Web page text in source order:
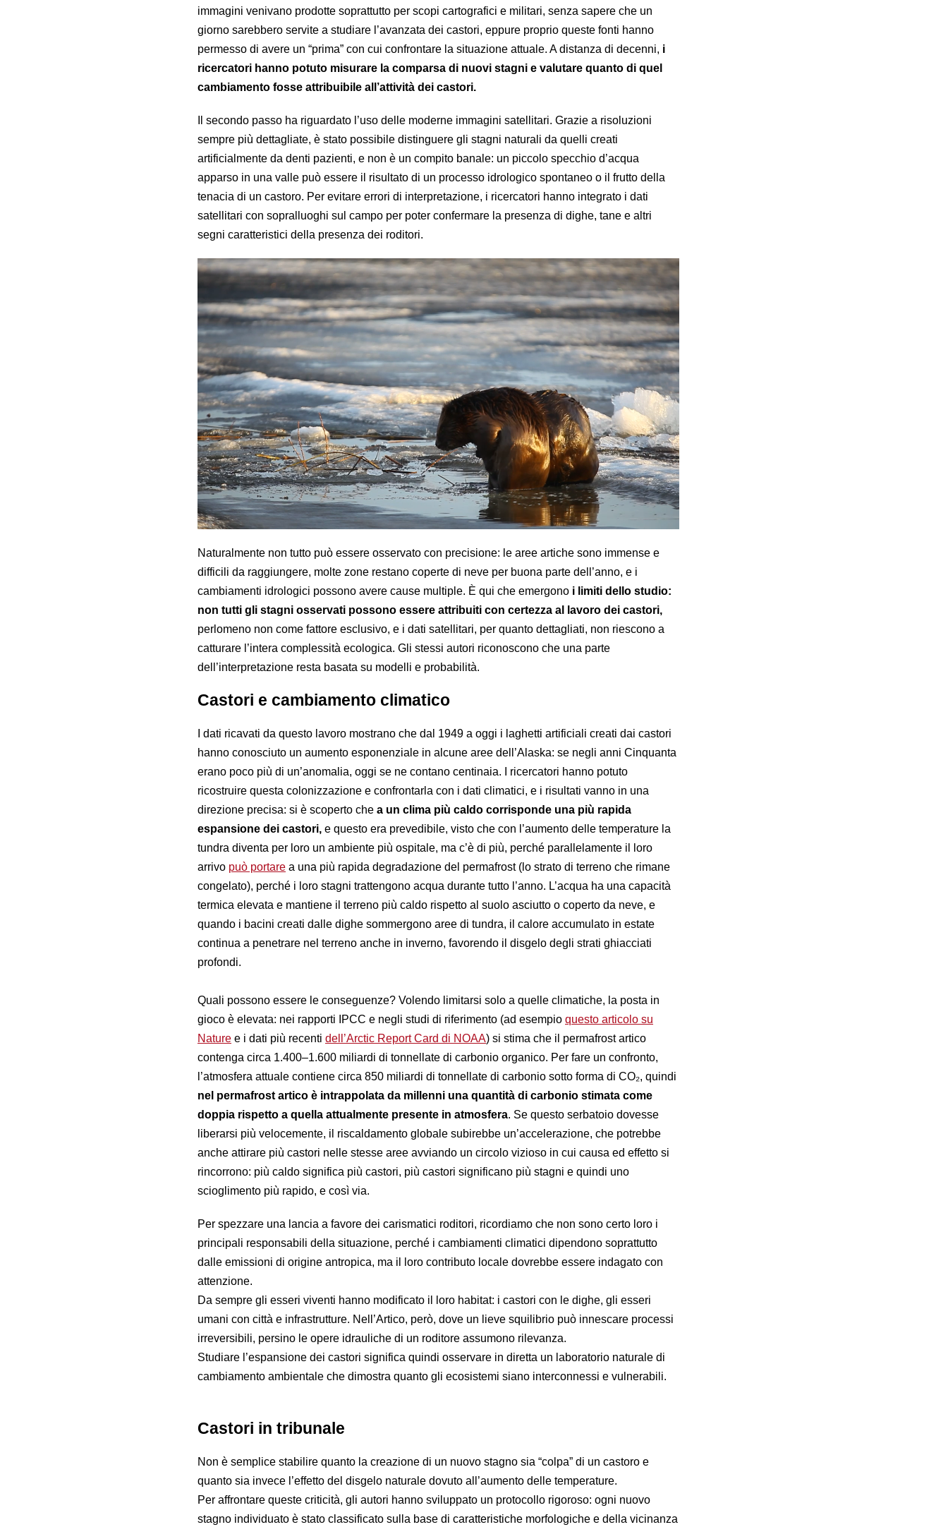
immagini venivano prodotte soprattutto per scopi cartografici e militari, senza sapere che un
giorno sarebbero servite a studiare l’avanzata dei castori, eppure proprio queste fonti hanno
permesso di avere un “prima” con cui confrontare la situazione attuale. A distanza di decenni, i
ricercatori hanno potuto misurare la comparsa di nuovi stagni e valutare quanto di quel
cambiamento fosse attribuibile all’attività dei castori.
Il secondo passo ha riguardato l’uso delle moderne immagini satellitari. Grazie a risoluzioni
sempre più dettagliate, è stato possibile distinguere gli stagni naturali da quelli creati
artificialmente da denti pazienti, e non è un compito banale: un piccolo specchio d’acqua
apparso in una valle può essere il risultato di un processo idrologico spontaneo o il frutto della
tenacia di un castoro. Per evitare errori di interpretazione, i ricercatori hanno integrato i dati
satellitari con sopralluoghi sul campo per poter confermare la presenza di dighe, tane e altri
segni caratteristici della presenza dei roditori.
Naturalmente non tutto può essere osservato con precisione: le aree artiche sono immense e
difficili da raggiungere, molte zone restano coperte di neve per buona parte dell’anno, e i
cambiamenti idrologici possono avere cause multiple. È qui che emergono i limiti dello studio:
non tutti gli stagni osservati possono essere attribuiti con certezza al lavoro dei castori,
perlomeno non come fattore esclusivo, e i dati satellitari, per quanto dettagliati, non riescono a
catturare l’intera complessità ecologica. Gli stessi autori riconoscono che una parte
dell’interpretazione resta basata su modelli e probabilità.
Castori e cambiamento climatico
I dati ricavati da questo lavoro mostrano che dal 1949 a oggi i laghetti artificiali creati dai castori
hanno conosciuto un aumento esponenziale in alcune aree dell’Alaska: se negli anni Cinquanta
erano poco più di un’anomalia, oggi se ne contano centinaia. I ricercatori hanno potuto
ricostruire questa colonizzazione e confrontarla con i dati climatici, e i risultati vanno in una
direzione precisa: si è scoperto che a un clima più caldo corrisponde una più rapida
espansione dei castori, e questo era prevedibile, visto che con l’aumento delle temperature la
tundra diventa per loro un ambiente più ospitale, ma c’è di più, perché parallelamente il loro
arrivo può portare a una più rapida degradazione del permafrost (lo strato di terreno che rimane
congelato), perché i loro stagni trattengono acqua durante tutto l’anno. L’acqua ha una capacità
termica elevata e mantiene il terreno più caldo rispetto al suolo asciutto o coperto da neve, e
quando i bacini creati dalle dighe sommergono aree di tundra, il calore accumulato in estate
continua a penetrare nel terreno anche in inverno, favorendo il disgelo degli strati ghiacciati
profondi.
Quali possono essere le conseguenze? Volendo limitarsi solo a quelle climatiche, la posta in
gioco è elevata: nei rapporti IPCC e negli studi di riferimento (ad esempio questo articolo su
Nature e i dati più recenti dell’Arctic Report Card di NOAA) si stima che il permafrost artico
contenga circa 1.400–1.600 miliardi di tonnellate di carbonio organico. Per fare un confronto,
l’atmosfera attuale contiene circa 850 miliardi di tonnellate di carbonio sotto forma di CO₂, quindi
nel permafrost artico è intrappolata da millenni una quantità di carbonio stimata come
doppia rispetto a quella attualmente presente in atmosfera. Se questo serbatoio dovesse
liberarsi più velocemente, il riscaldamento globale subirebbe un’accelerazione, che potrebbe
anche attirare più castori nelle stesse aree avviando un circolo vizioso in cui causa ed effetto si
rincorrono: più caldo significa più castori, più castori significano più stagni e quindi uno
scioglimento più rapido, e così via.
Per spezzare una lancia a favore dei carismatici roditori, ricordiamo che non sono certo loro i
principali responsabili della situazione, perché i cambiamenti climatici dipendono soprattutto
dalle emissioni di origine antropica, ma il loro contributo locale dovrebbe essere indagato con
attenzione.
Da sempre gli esseri viventi hanno modificato il loro habitat: i castori con le dighe, gli esseri
umani con città e infrastrutture. Nell’Artico, però, dove un lieve squilibrio può innescare processi
irreversibili, persino le opere idrauliche di un roditore assumono rilevanza.
Studiare l’espansione dei castori significa quindi osservare in diretta un laboratorio naturale di
cambiamento ambientale che dimostra quanto gli ecosistemi siano interconnessi e vulnerabili.
Castori in tribunale
Non è semplice stabilire quanto la creazione di un nuovo stagno sia “colpa” di un castoro e
quanto sia invece l’effetto del disgelo naturale dovuto all’aumento delle temperature.
Per affrontare queste criticità, gli autori hanno sviluppato un protocollo rigoroso: ogni nuovo
stagno individuato è stato classificato sulla base di caratteristiche morfologiche e della vicinanza